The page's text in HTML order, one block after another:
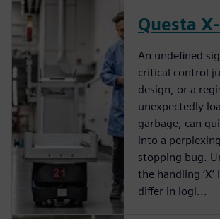
Questa
An undefined
critical control
design, or a
unexpectedly
garbage, can
into a
stopping bug.
the handling ‘X’
differ in logi...